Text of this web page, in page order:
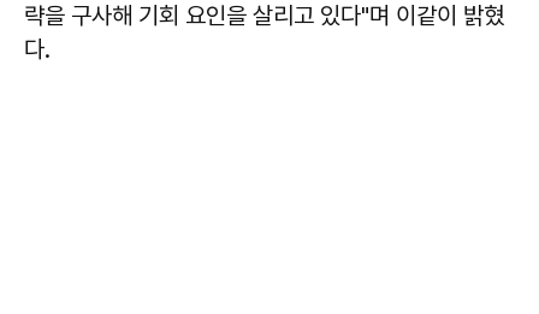
략을 구사해 기회 요인을 살리고 있다"며 이같이 밝혔
다.